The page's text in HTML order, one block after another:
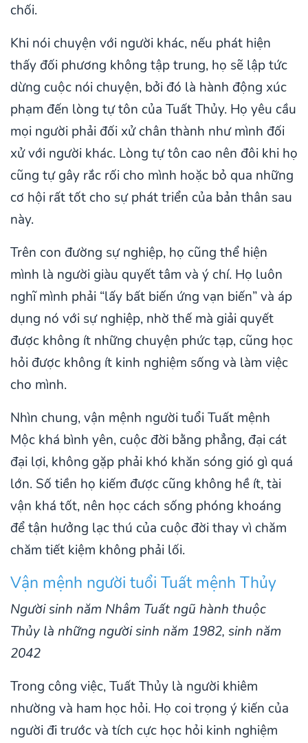
chối.
Khi nói chuyện với người khác, nếu phát hiện
thấy đối phương không tập trung, họ sẽ lập tức
dừng cuộc nói chuyện, bởi đó là hành động xúc
phạm đến lòng tự tôn của Tuất Thủy. Họ yêu cầu
mọi người phải đối xử chân thành như mình đối
xử với người khác. Lòng tự tôn cao nên đôi khi họ
cũng tự gây rắc rối cho mình hoặc bỏ qua những
cơ hội rất tốt cho sự phát triển của bản thân sau
này.
Trên con đường sự nghiệp, họ cũng thể hiện
mình là người giàu quyết tâm và ý chí. Họ luôn
nghĩ mình phải “lấy bất biến ứng vạn biến” và áp
dụng nó với sự nghiệp, nhờ thế mà giải quyết
được không ít những chuyện phức tạp, cũng học
hỏi được không ít kinh nghiệm sống và làm việc
cho mình.
Nhìn chung, vận mệnh người tuổi Tuất mệnh
Mộc khá bình yên, cuộc đời bằng phẳng, đại cát
đại lợi, không gặp phải khó khăn sóng gió gì quá
lớn. Số tiền họ kiếm được cũng không hề ít, tài
vận khá tốt, nên học cách sống phóng khoáng
để tận hưởng lạc thú của cuộc đời thay vì chăm
chăm tiết kiệm không phải lối.
Vận mệnh người tuổi Tuất mệnh Thủy
Người sinh năm Nhâm Tuất ngũ hành thuộc
Thủy là những người sinh năm 1982, sinh năm
2042
Trong công việc, Tuất Thủy là người khiêm
nhường và ham học hỏi. Họ coi trọng ý kiến của
người đi trước và tích cực học hỏi kinh nghiệm